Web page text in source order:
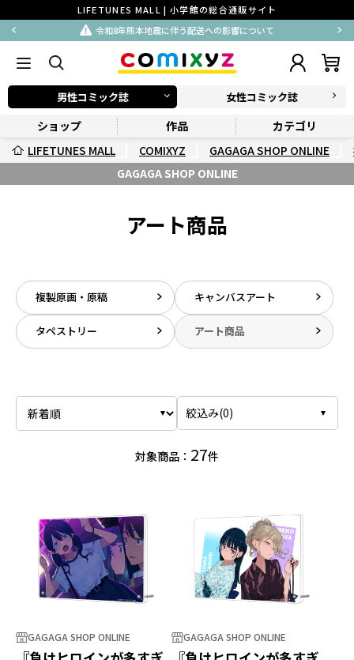
LIFETUNES MALL | 小学館の総合通販サイト
令和8年熊本地震に伴う配送への影響について
男性コミック誌 女性コミック誌
ショップ 作品
カテゴリ
LIFETUNES MALL
COMIXYZ GAGAGA SHOP ONLINE
GAGAGA SHOP ONLINE
アート商品
複製原画・原稿 キャンバスアート
タペストリー アート商品
絞込み(0)
対象商品： 27件
GAGAGA SHOP ONLINE GAGAGA SHOP ONLINE